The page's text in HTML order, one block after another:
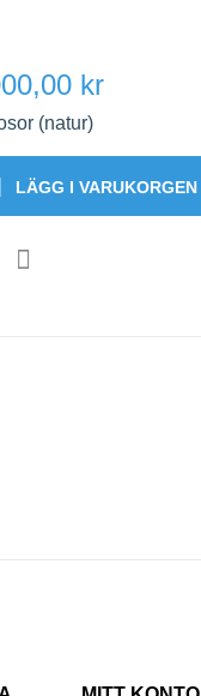
kr
(natur)
LÄGG I VARUKORGEN